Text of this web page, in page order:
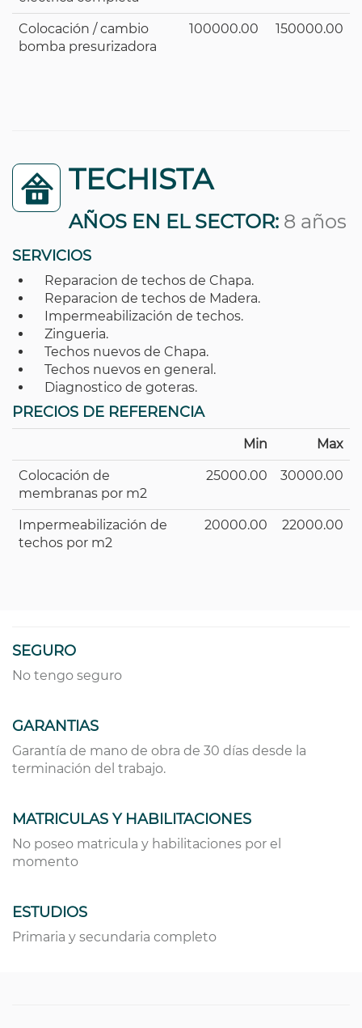
Colocación / cambio
bomba presurizadora
100000.00 150000.00
TECHISTA
AÑOS EN EL SECTOR: 8 años
SERVICIOS
Reparacion de techos de Chapa.
Reparacion de techos de Madera.
Impermeabilización de techos.
Zingueria.
Techos nuevos de Chapa.
Techos nuevos en general.
Diagnostico de goteras.
PRECIOS DE REFERENCIA
Min Max
Colocación de
membranas por m2
25000.00 30000.00
Impermeabilización de
techos por m2
20000.00 22000.00
SEGURO
No tengo seguro
GARANTIAS
Garantía de mano de obra de 30 días desde la
terminación del trabajo.
MATRICULAS Y HABILITACIONES
No poseo matricula y habilitaciones por el
momento
ESTUDIOS
Primaria y secundaria completo